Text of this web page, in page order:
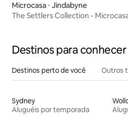
Microcasa ⋅ Jindabyne
The Settlers Collection -
Destinos para conhecer
Destinos perto de você Outros
Sydney
Aluguéis por temporada